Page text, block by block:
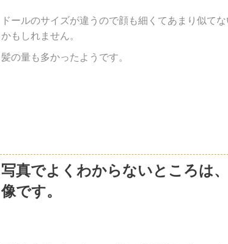
ドールのサイズが違うので顔も細くてあまり似てな
かもしれません。
髪の量も多かったようです。
写真でよくわからないところは
像です。